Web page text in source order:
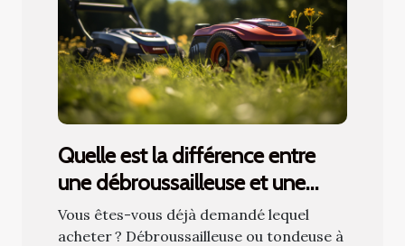
Quelle est la différence entre
une débroussailleuse et une
tondeuse à gazon ?
Vous êtes-vous déjà demandé lequel
acheter ? Débroussailleuse ou tondeuse à